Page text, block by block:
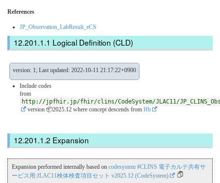
References
JP_Observation_LabResult_eCS
Logical Definition (CLD)
version: 1; Last updated: 2022-10-11 21:17:22+0900
Include codes
from
http://jpfhir.jp/fhir/clins/CodeSystem/JLAC11/
version 📦2025.12 where concept descends from Hb
Expansion
Expansion performed internally based on codesystem #CLINS 電子カルテ共有サ
ービス用:JLAC11検体検査項目セット v2025.12 (CodeSystem)